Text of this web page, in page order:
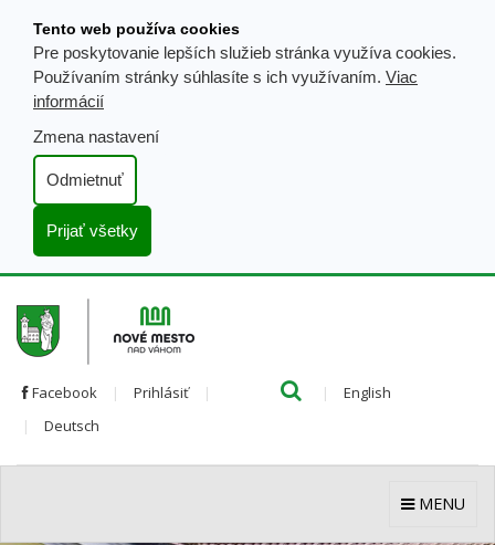
obsahu
Tento web používa cookies
Pre poskytovanie lepších služieb stránka využíva cookies.
Používaním stránky súhlasíte s ich využívaním. Viac
informácií
Zmena nastavení
Odmietnuť
Prijať všetky
Facebook Prihlásiť English
Deutsch
MENU